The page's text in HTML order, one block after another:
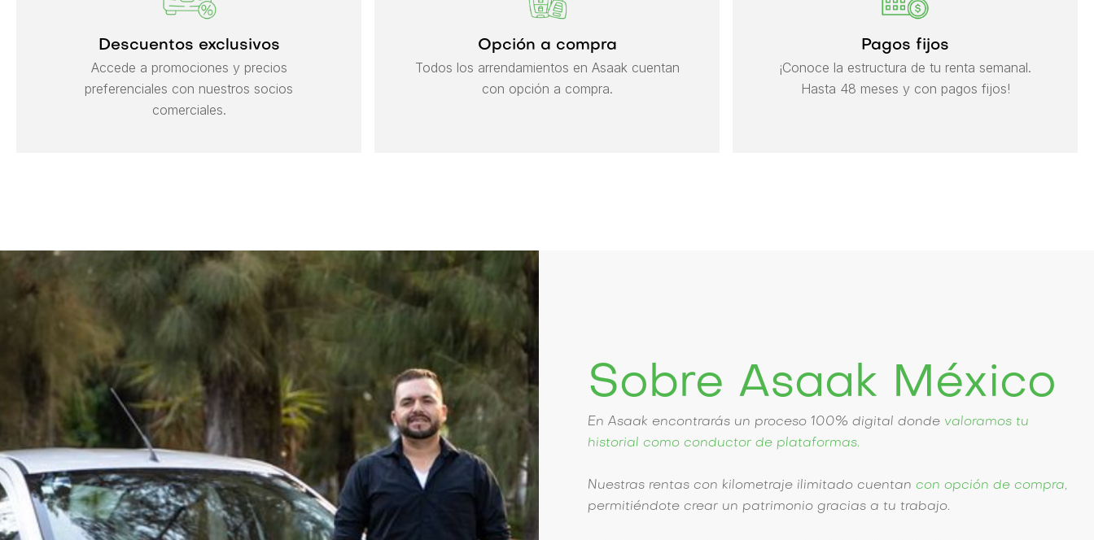
Descuentos exclusivos
Accede a promociones y precios
preferenciales con nuestros socios
comerciales.
Opción a compra
Todos los arrendamientos en Asaak cuentan
con opción a compra.
Pagos fijos
¡Conoce la estructura de tu renta semanal.
Hasta 48 meses y con pagos fijos!
Sobre Asaak México
En Asaak encontrarás un proceso 100% digital donde valoramos tu
historial como conductor de plataformas.
Nuestras rentas con kilometraje ilimitado cuentan con opción de compra,
permitiéndote crear un patrimonio gracias a tu trabajo.